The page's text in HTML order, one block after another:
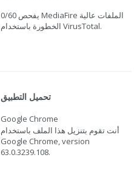
0/60
الخطورة باستخدام VirusTotal.
تحميل التطبيق
Google Chrome
أنت تقوم بتنزيل هذا الملف باستخدام
Google Chrome, version
63.0.3239.108.